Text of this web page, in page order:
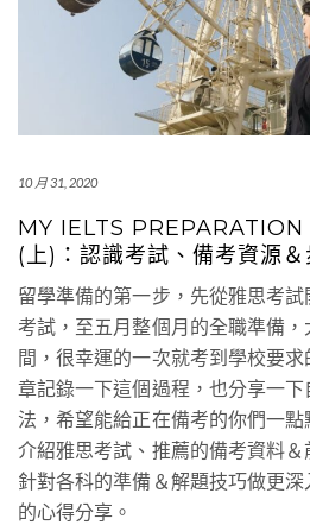
10 月 31, 2020
MY IELTS PREPARATION
(上)：認識考試、備考資源＆
留學準備的第一步，先從雅思考
考試，至五月整個月的全職準備
間，很幸運的一次就考到學校要
章記錄一下這個過程，也分享一
法，希望能給正在備考的你們一
介紹雅思考試、推薦的備考資料
針對各科的準備＆解題技巧做更
的心得分享。